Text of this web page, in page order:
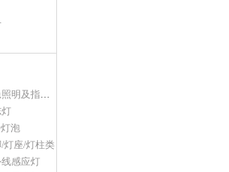
紧急照明及指示灯
泡
灯座/灯柱类
感应灯